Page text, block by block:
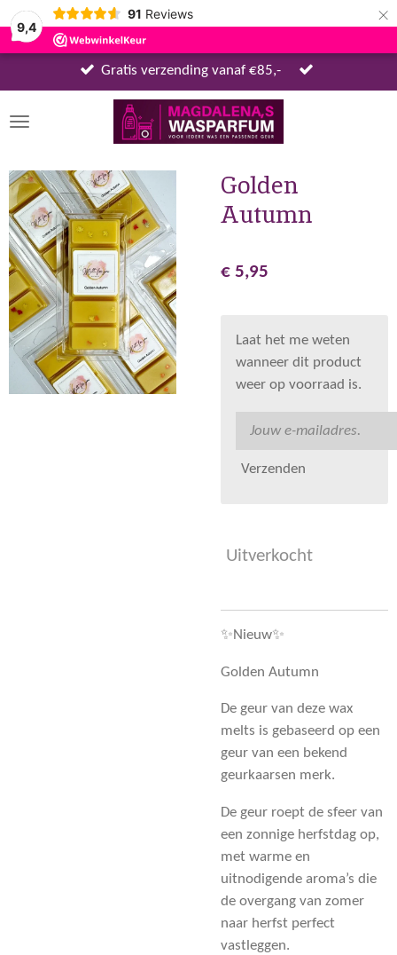
9,4
91 Reviews ×
Gratis verzending vanaf €85,-
Golden
Autumn
€ 5,95
Laat het me weten
wanneer dit product
weer op voorraad is.
Verzenden
Uitverkocht
✨Nieuw✨
Golden Autumn
De geur van deze wax
melts is gebaseerd op een
geur van een bekend
geurkaarsen merk.
De geur roept de sfeer van
een zonnige herfstdag op,
met warme en
uitnodigende aroma’s die
de overgang van zomer
naar herfst perfect
vastleggen.